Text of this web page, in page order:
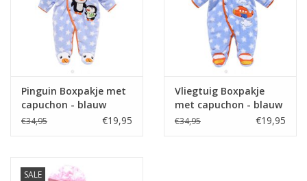
Pinguin Boxpakje met
capuchon - blauw
€34,95 €19,95
Vliegtuig Boxpakje
met capuchon - blauw
€34,95 €19,95
SALE